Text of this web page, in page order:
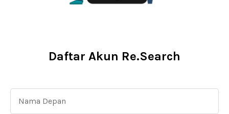
Daftar Akun Re.Search